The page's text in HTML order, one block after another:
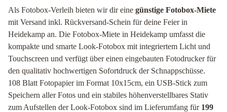
Als Fotobox-Verleih bieten wir dir eine günstige Fotobox-Miete
mit Versand inkl. Rückversand-Schein für deine Feier in
Heidekamp an. Die Fotobox-Miete in Heidekamp umfasst die
kompakte und smarte Look-Fotobox mit integriertem Licht und
Touchscreen und verfügt über einen eingebauten Fotodrucker für
den qualitativ hochwertigen Sofortdruck der Schnappschüsse.
108 Blatt Fotopapier im Format 10x15cm, ein USB-Stick zum
Speichern aller Fotos und ein stabiles höhenverstellbares Stativ
zum Aufstellen der Look-Fotobox sind im Lieferumfang für 199